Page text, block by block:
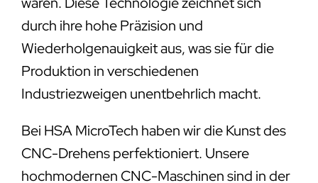
durch ihre hohe Präzision und
Wiederholgenauigkeit aus, was sie für die
Produktion in verschiedenen
Industriezweigen unentbehrlich macht.
Bei HSA MicroTech haben wir die Kunst des
CNC-Drehens perfektioniert. Unsere
hochmodernen CNC-Maschinen sind in der